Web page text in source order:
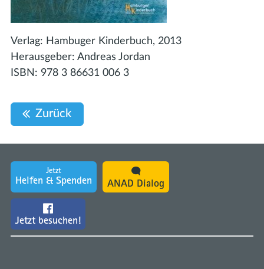
Verlag: Hambuger Kinderbuch, 2013
Herausgeber: Andreas Jordan
ISBN: 978 3 86631 006 3
Zurück
Jetzt
Helfen & Spenden ANAD Dialog
Jetzt besuchen!